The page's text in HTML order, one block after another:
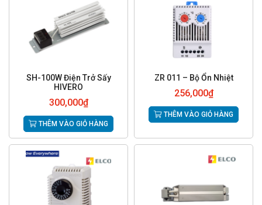
SH-100W Điện Trở Sấy
HIVERO
300,000₫
THÊM VÀO GIỎ HÀNG
ZR 011 – Bộ Ổn Nhiệt
256,000₫
THÊM VÀO GIỎ HÀNG